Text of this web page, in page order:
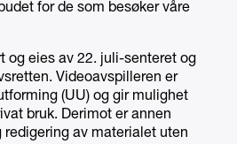
for de som besøker våre
og eies av 22. juli-senteret og
Videoavspilleren er
(UU) og gir mulighet
bruk. Derimot er annen
redigering av materialet uten